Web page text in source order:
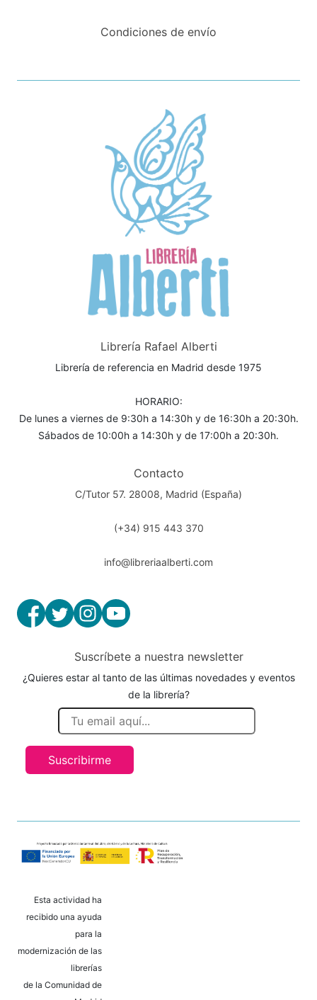
Condiciones de envío
Librería Rafael Alberti
Librería de referencia en Madrid desde 1975
HORARIO:
De lunes a viernes de 9:30h a 14:30h y de 16:30h a 20:30h.
Sábados de 10:00h a 14:30h y de 17:00h a 20:30h.
Contacto
C/Tutor 57. 28008, Madrid (España)
(+34) 915 443 370
info@libreriaalberti.com
Suscríbete a nuestra newsletter
¿Quieres estar al tanto de las últimas novedades y eventos
de la librería?
Suscribirme
Esta actividad ha
recibido una ayuda
para la
modernización de las
librerías
de la Comunidad de